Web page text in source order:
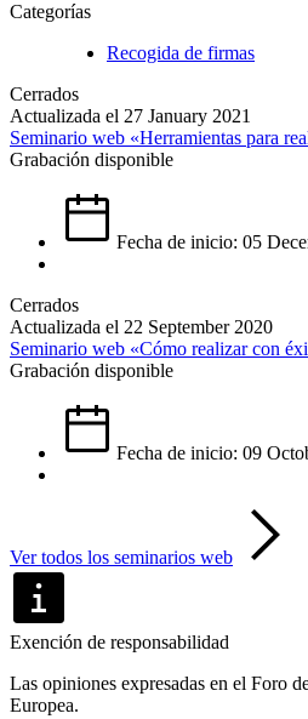
Categorías
Recogida de firmas
Cerrados
Actualizada el 27 January 2021
Seminario web «Herramientas para
Grabación disponible
Fecha de inicio: 05
Cerrados
Actualizada el 22 September 2020
Seminario web «Cómo realizar con
Grabación disponible
Fecha de inicio: 09
Ver todos los seminarios web
Exención de responsabilidad
Las opiniones expresadas en el Foro
Europea.